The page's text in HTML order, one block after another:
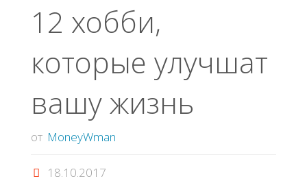
12 хобби,
которые улучшат
вашу жизнь
от MoneyWman
18.10.2017